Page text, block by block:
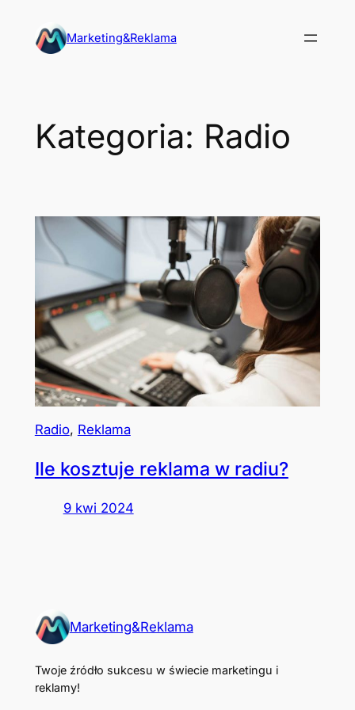
Marketing&Reklama
Kategoria: Radio
Radio, Reklama
Ile kosztuje reklama w radiu?
9 kwi 2024
Marketing&Reklama
Twoje źródło sukcesu w świecie marketingu i
reklamy!